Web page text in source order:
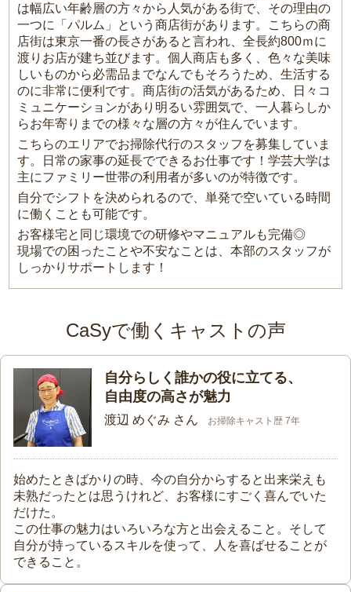
は幅広い年齢層の方々から人気がある街で、その理由の
一つに「パルム」という商店街があります。こちらの商
店街は東京一番の長さがあると言われ、全長約800ｍに
渡りお店が建ち並びます。個人商店も多く、色々な美味
しいものから必需品までなんでもそろうため、生活する
のに非常に便利です。商店街の活気があるため、日々コ
ミュニケーションがあり明るい雰囲気で、一人暮らしか
らお年寄りまでの様々な層の方々が住んでいます。
こちらのエリアでお掃除代行のスタッフを募集していま
す。日常の家事の延長でできるお仕事です！学芸大学は
主にファミリー世帯の利用者が多いのが特徴です。
自分でシフトを決められるので、単発で空いている時間
に働くことも可能です。
お客様宅と同じ環境での研修やマニュアルも完備◎
現場での困ったことや不安なことは、本部のスタッフが
しっかりサポートします！
CaSyで働くキャストの声
自分らしく誰かの役に立てる、
自由度の高さが魅力
渡辺 めぐみ さん お掃除キャスト歴 7年
始めたときばかりの時、今の自分からすると出来栄えも
未熟だったとは思うけれど、お客様にすごく喜んでいた
だけた。
この仕事の魅力はいろいろな方と出会えること。そして
自分が持っているスキルを使って、人を喜ばせることが
できること。